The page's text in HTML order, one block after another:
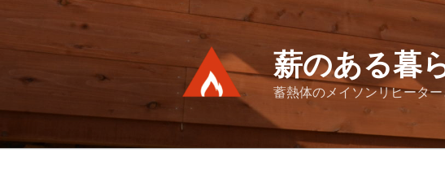
キ
薪のある暮
蓄熱体のメイソンリヒータ